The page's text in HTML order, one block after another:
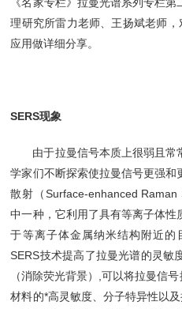
理研究所雷力老师、王扬斌老师
应用做详细分享。
SERS现象
由于拉曼信号本质上很弱且
学家们不断探索使拉曼信号更强和
散射（Surface-enhanced
中一种，它利用了具有等离子体
于等离子体金属纳米结构附近的
SERS技术提高了拉曼光谱的灵敏
（消除荧光背景）,可以将拉曼信
材料的*高灵敏度、分子特异性以